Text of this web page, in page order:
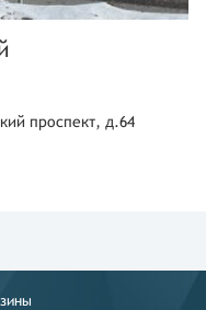
проспект, д.64